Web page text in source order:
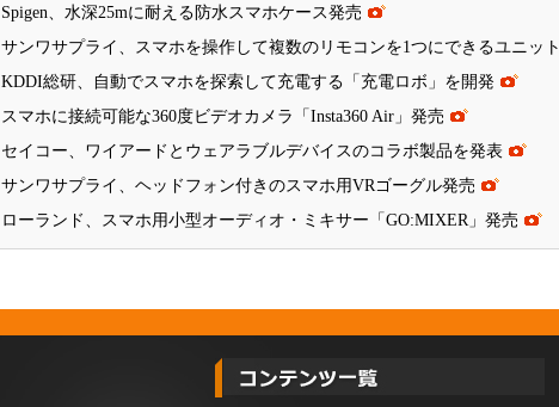
Spigen、水深25mに耐える防水スマホケース発売
サンワサプライ、スマホを操作して複数のリモコンを1つにできるユニット
KDDI総研、自動でスマホを探索して充電する「充電ロボ」を開発
スマホに接続可能な360度ビデオカメラ「Insta360 Air」発売
セイコー、ワイアードとウェアラブルデバイスのコラボ製品を発表
サンワサプライ、ヘッドフォン付きのスマホ用VRゴーグル発売
ローランド、スマホ用小型オーディオ・ミキサー「GO:MIXER」発売